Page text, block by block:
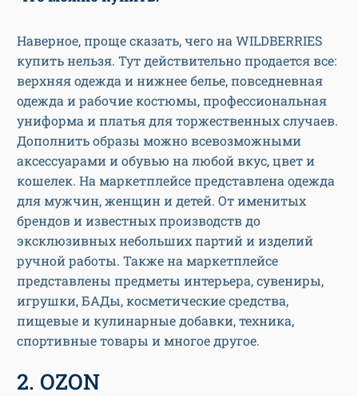
Наверное, проще сказать, чего на WILDBERRIES
купить нельзя. Тут действительно продается все:
верхняя одежда и нижнее белье, повседневная
одежда и рабочие костюмы, профессиональная
униформа и платья для торжественных случаев.
Дополнить образы можно всевозможными
аксессуарами и обувью на любой вкус, цвет и
кошелек. На маркетплейсе представлена одежда
для мужчин, женщин и детей. От именитых
брендов и известных производств до
эксклюзивных небольших партий и изделий
ручной работы. Также на маркетплейсе
представлены предметы интерьера, сувениры,
игрушки, БАДы, косметические средства,
пищевые и кулинарные добавки, техника,
спортивные товары и многое другое.
2. OZON